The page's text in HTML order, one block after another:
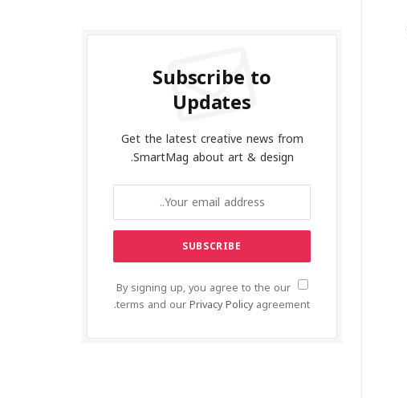
Subscribe to
Updates
Get the latest creative news from
SmartMag about art & design.
By signing up, you agree to the our
terms and ourPrivacy Policyagreement.